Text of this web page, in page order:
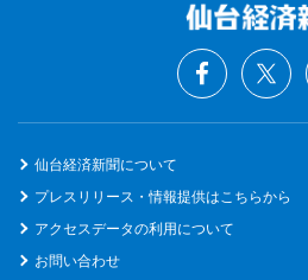
仙台経済新聞について
プレスリリース・情報提供はこちらから
アクセスデータの利用について
お問い合わせ